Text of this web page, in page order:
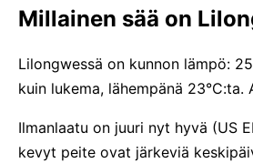
Millainen sää on
Lilongwessä on kunnon lämpö:
kuin lukema, lähempänä
Ilmanlaatu on juuri nyt hyvä (US
kevyt peite ovat järkeviä